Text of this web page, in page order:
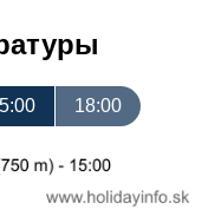
18:00